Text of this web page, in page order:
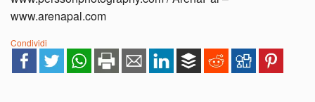
www.arenapal.com
Condividi